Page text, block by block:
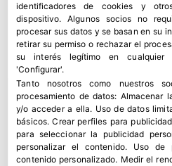
identificadores de cookies y
dispositivo. Algunos socios no
procesar sus datos y se basan en su
retirar su permiso o rechazar el
su interés legítimo en cualquier
'Configurar'.
Tanto nosotros como nuestros
procesamiento de datos: Almacenar
y/o acceder a ella. Uso de datos
básicos.Crear perfiles para
para seleccionar la publicidad
personalizar el contenido. Uso de
contenido personalizado. Medir el